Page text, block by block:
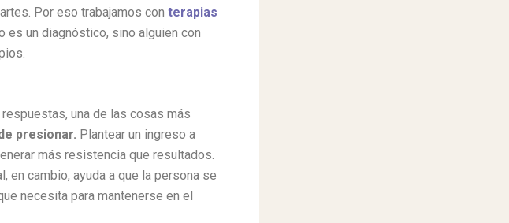
Por eso trabajamos con terapias
es un diagnóstico, sino alguien con
una de las cosas más
presionar. Plantear un ingreso a
más resistencia que resultados.
en cambio, ayuda a que la persona se
necesita para mantenerse en el